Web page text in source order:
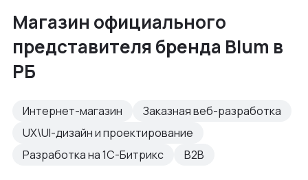
Магазин официального
представителя бренда Blum в
РБ
Интернет-магазин
Заказная веб-разработка
UX\UI-дизайн и проектирование
Разработка на 1С-Битрикс
B2B